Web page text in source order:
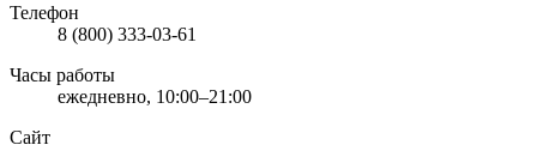
Телефон
8 (800) 333-03-61
Часы работы
ежедневно, 10:00–21:00
Сайт